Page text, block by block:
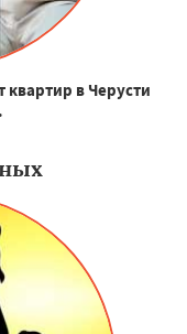
в Черусти